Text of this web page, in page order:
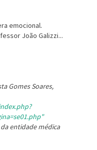
emocional.
João Galizzi...
Gomes Soares,
entidade médica